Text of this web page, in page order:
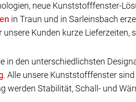
neue Kunststofffenster-
in Traun und in Sarleinsbach
Kunden kurze
in den unterschiedlichsten
. Alle unsere Kunststofffenster
werden Stabilität, Schall- und